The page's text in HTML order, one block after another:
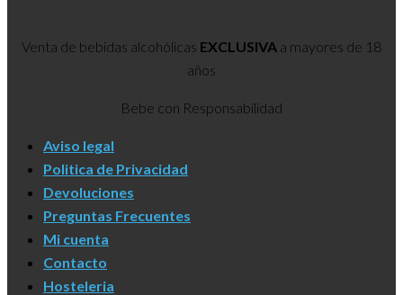
Venta de bebidas alcohólicas EXCLUSIVA a mayores de 18
años
Bebe con Responsabilidad
Aviso legal
Politica de Privacidad
Devoluciones
Preguntas Frecuentes
Mi cuenta
Contacto
Hosteleria